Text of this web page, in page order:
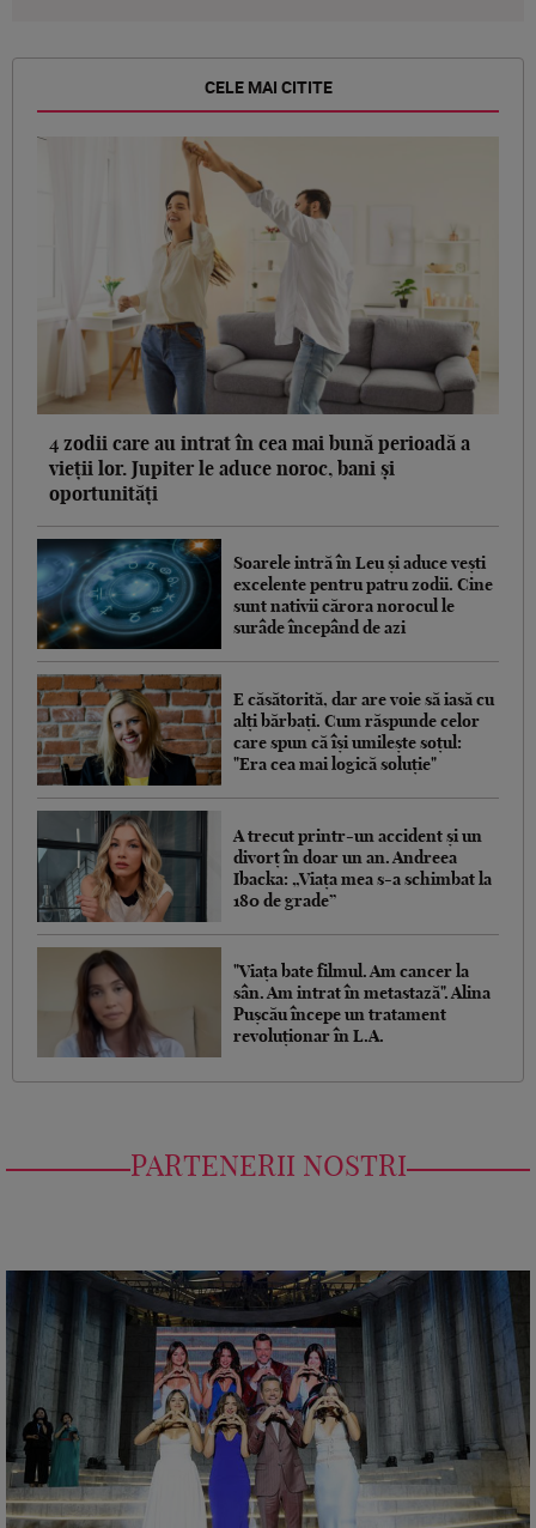
CELE MAI CITITE
4 zodii care au intrat în cea mai bună perioadă a
vieții lor. Jupiter le aduce noroc, bani și
oportunități
Soarele intră în Leu și aduce vești
excelente pentru patru zodii. Cine
sunt nativii cărora norocul le
surâde începând de azi
E căsătorită, dar are voie să iasă cu
alți bărbați. Cum răspunde celor
care spun că își umilește soțul:
"Era cea mai logică soluție"
A trecut printr-un accident și un
divorț în doar un an. Andreea
Ibacka: „Viața mea s-a schimbat la
180 de grade”
"Viața bate filmul. Am cancer la
sân. Am intrat în metastază". Alina
Pușcău începe un tratament
revoluționar în L.A.
PARTENERII NOSTRI